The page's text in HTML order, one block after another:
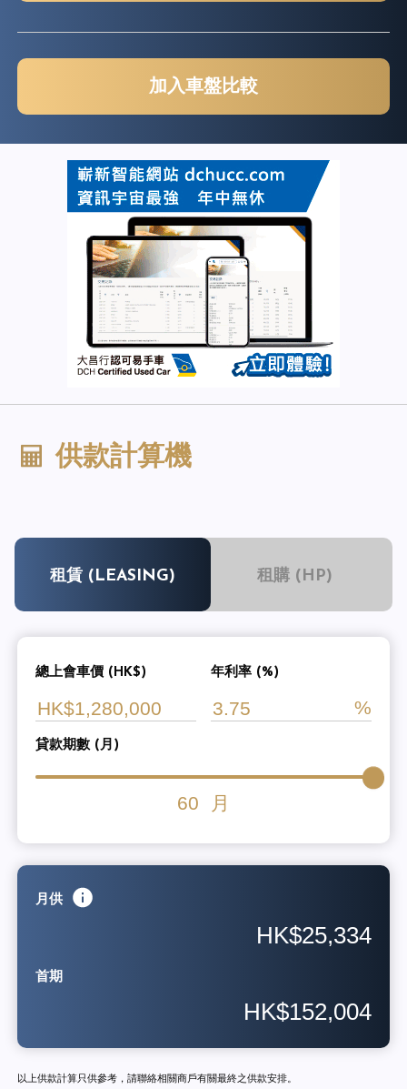
加入車盤比較
供款計算機
租賃 (LEASING) 租購 (HP)
總上會車價 (HK$) 年利率 (%)
貸款期數 (月)
60 月
月供
HK$25,334
首期
HK$152,004
以上供款計算只供參考，請聯絡相關商戶有關最終之供款安排。